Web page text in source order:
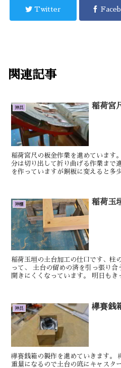
Twitter
関連記事
神具 稲荷宮
稲荷宮尺の板金作業を進めています
分は切り出して折り曲げる作業まで
を作っていますが銅板に変えると多
神棚 稲荷玉
稲荷玉垣の土台加工の仕口です、柱
って、 土台の留めの済を引っ張り
開きにくくなっています。 明日も
神具 欅賽銭
欅賽銭箱の製作を進めていきます。
重量になるので土台の底にキャスタ